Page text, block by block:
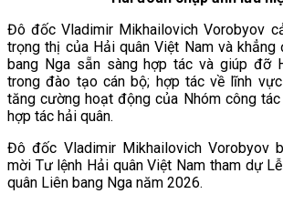
Đô đốc Vladimir Mikhailovich Vorobyov
trọng thị của Hải quân Việt Nam và khẳng
bang Nga sẵn sàng hợp tác và giúp đỡ
trong đào tạo cán bộ; hợp tác về lĩnh
tăng cường hoạt động của Nhóm công
hợp tác hải quân.
Đô đốc Vladimir Mikhailovich Vorobyov
mời Tư lệnh Hải quân Việt Nam tham dự
quân Liên bang Nga năm 2026.